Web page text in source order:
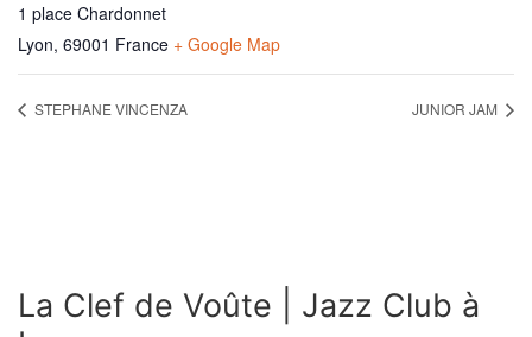
1 place Chardonnet
Lyon, 69001 France + Google Map
STEPHANE VINCENZA JUNIOR JAM
La Clef de Voûte | Jazz Club à